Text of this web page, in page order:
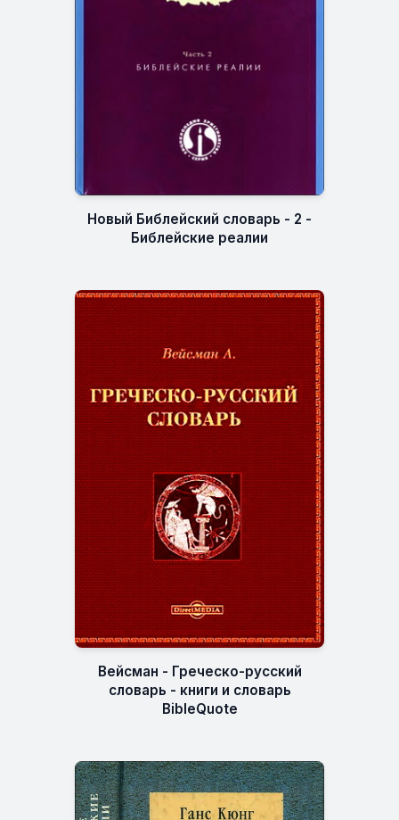
Новый Библейский словарь - 2 -
Библейские реалии
Вейсман - Греческо-русский
словарь - книги и словарь
BibleQuote